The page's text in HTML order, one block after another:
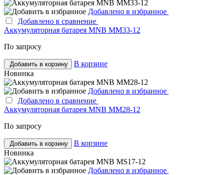
Добавлено в избранное
Добавлено в сравнение
Аккумуляторная батарея MNB MM33-12
По запросу
Добавить в корзину
В корзине
Новинка
Добавлено в избранное
Добавлено в сравнение
Аккумуляторная батарея MNB MМ28-12
По запросу
Добавить в корзину
В корзине
Новинка
Добавлено в избранное